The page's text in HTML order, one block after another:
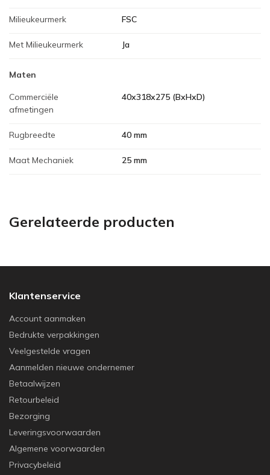
Milieukeurmerk FSC
Met Milieukeurmerk Ja
Maten
Commerciële
afmetingen
40x318x275 (BxHxD)
Rugbreedte 40 mm
Maat Mechaniek 25 mm
Gerelateerde producten
Klantenservice
Account aanmaken
Bedrukte verpakkingen
Veelgestelde vragen
Aanmelden nieuwe ondernemer
Betaalwijzen
Retourbeleid
Bezorging
Leveringsvoorwaarden
Algemene voorwaarden
Privacybeleid